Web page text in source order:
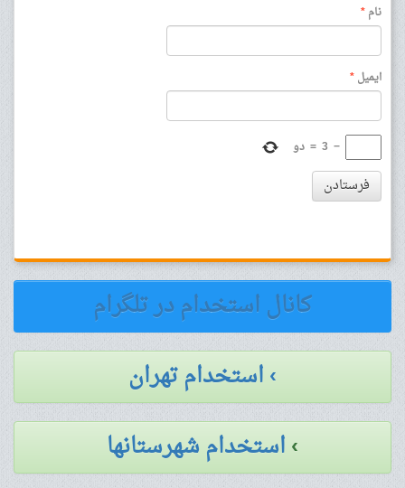
نام*
ایمیل*
−
3
= دو
فرستادن
کانال استخدام در تلگرام
› استخدام تهران
›استخدام شهرستانها